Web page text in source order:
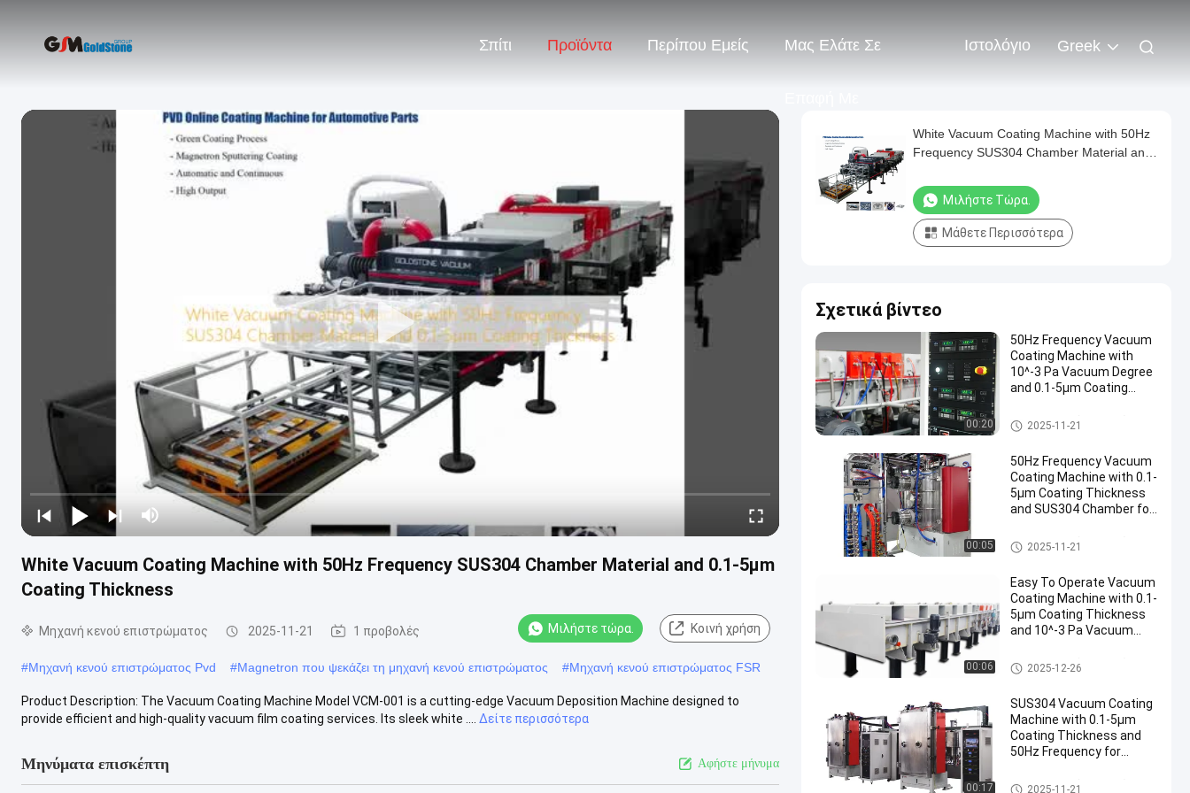
Σπίτι Προϊόντα Περίπου Εμείς Μας Ελάτε Σε Ιστολόγιο Greek
White Vacuum Coating Machine with 50Hz Frequency SUS304 Chamber Material and 0.1-5μm
Coating Thickness
Μηχανή κενού επιστρώματος 2025-11-21 1 προβολές Μιλήστε τώρα. Κοινή χρήση
#Μηχανή κενού επιστρώματος Pvd #Magnetron που ψεκάζει τη μηχανή κενού επιστρώματος #Μηχανή κενού επιστρώματος FSR
Product Description: The Vacuum Coating Machine Model VCM-001 is a cutting-edge Vacuum Deposition Machine designed to
provide efficient and high-quality vacuum film coating services. Its sleek white ....
Δείτε περισσότερα
Μηνύματα επισκέπτη Αφήστε μήνυμα
White Vacuum Coating Machine with 50Hz
Frequency SUS304 Chamber Material and
Μιλήστε Τώρα.
Μάθετε Περισσότερα
Σχετικά βίντεο
00:20
50Hz Frequency Vacuum
Coating Machine with
10^-3 Pa Vacuum Degree
and 0.1-5μm Coating
Μηχανή κενού επιστρώματο
ς
2025-11-21
00:05
50Hz Frequency Vacuum
Coating Machine with 0.1-
5μm Coating Thickness
and SUS304 Chamber for
Μηχανή κενού επιστρώματο
ς
2025-11-21
00:06
Easy To Operate Vacuum
Coating Machine with 0.1-
5μm Coating Thickness
and 10^-3 Pa Vacuum
Evaporation Coating
Μηχανή κενού επιστρώματο
ς
2025-12-26
00:17
SUS304 Vacuum Coating
Machine with 0.1-5μm
Coating Thickness and
50Hz Frequency for
Μηχανή κενού επιστρώματο
2025-11-21